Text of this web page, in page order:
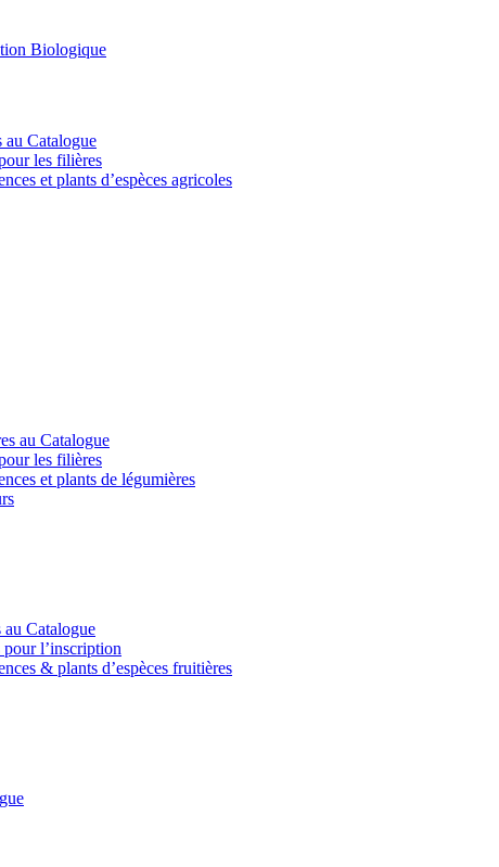
Biologique
au Catalogue
les filières
et plants d’espèces agricoles
au Catalogue
les filières
et plants de légumières
au Catalogue
pour l’inscription
& plants d’espèces fruitières